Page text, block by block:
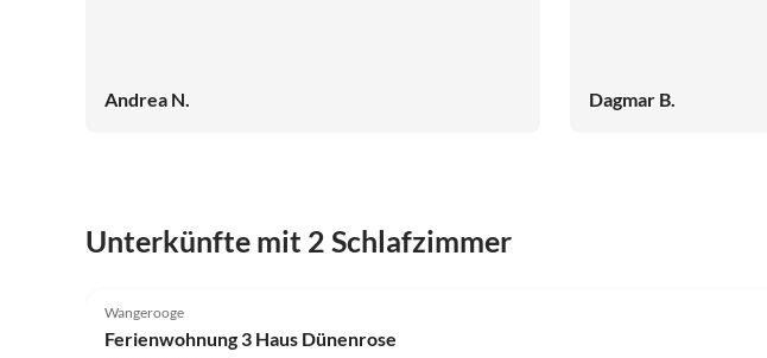
Andrea N. Dagmar B.
Unterkünfte mit 2 Schlafzimmer
Wangerooge
Ferienwohnung 3 Haus Dünenrose